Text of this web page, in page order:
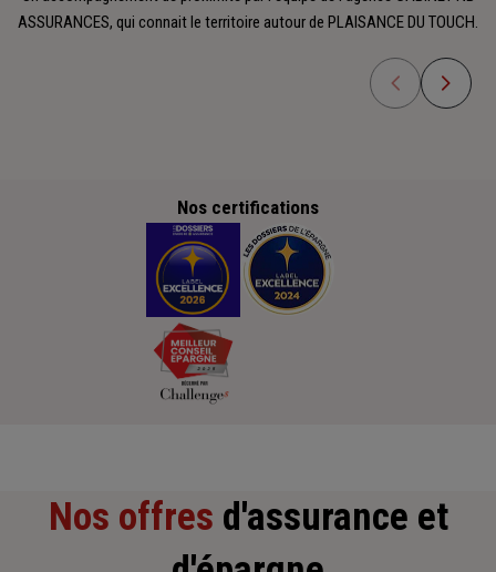
ASSURANCES, qui connait le territoire autour de PLAISANCE DU TOUCH.
Nos certifications
Nos offres d'assurance et